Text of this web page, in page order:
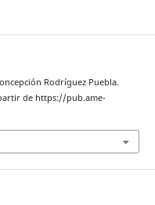
Rodríguez Puebla.
de https://pub.ame-